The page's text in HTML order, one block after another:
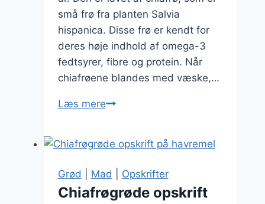
små frø fra planten Salvia
hispanica. Disse frø er kendt for
deres høje indhold af omega-3
fedtsyrer, fibre og protein. Når
chiafrøene blandes med væske,…
Læs mereChiagrød
Grød Mad Opskrifter
Chiafrøgrøde opskrift